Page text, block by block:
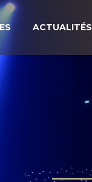
ACTUALITÉS